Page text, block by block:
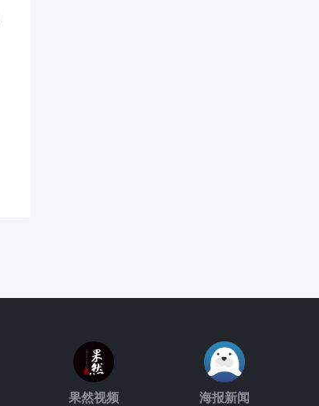
果然视频 海报新闻